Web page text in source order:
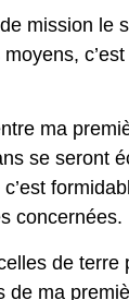
mission
ma
se seront
concernées.
de
de ma